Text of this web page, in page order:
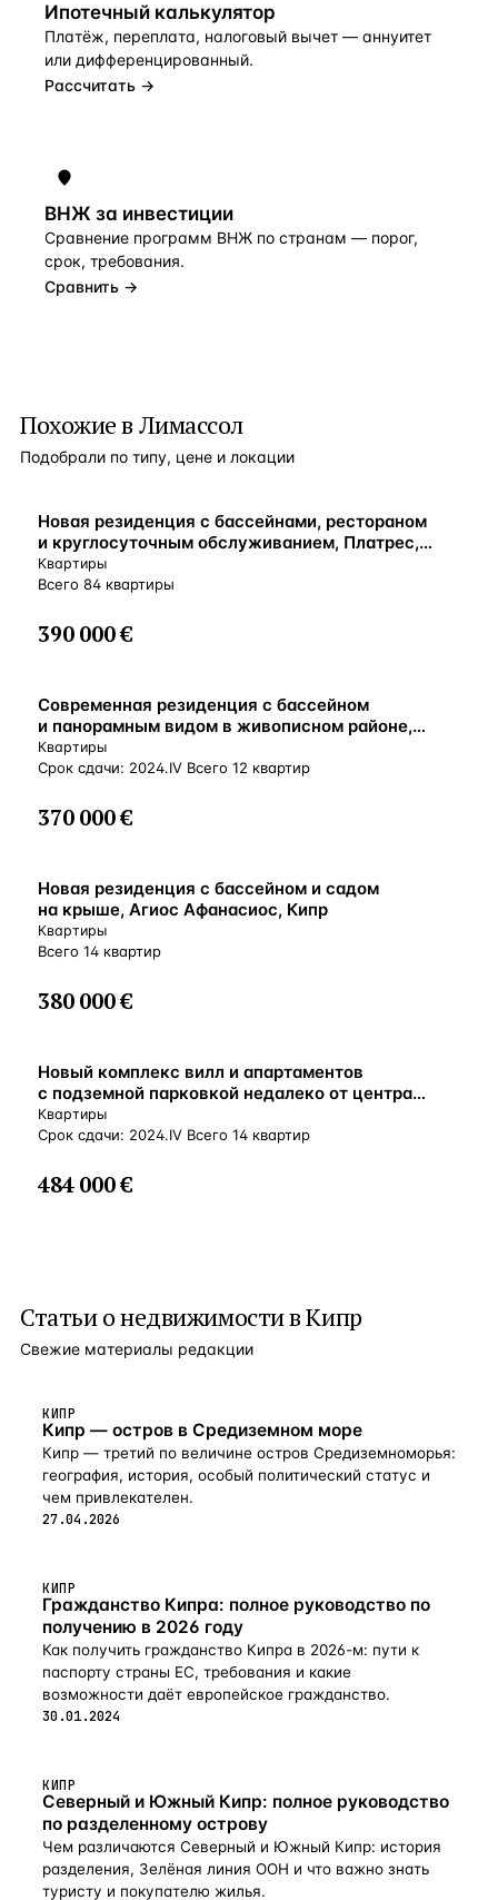
Ипотечный калькулятор
Платёж, переплата, налоговый вычет — аннуитет
или дифференцированный.
Рассчитать →
ВНЖ за инвестиции
Сравнение программ ВНЖ по странам — порог,
срок, требования.
Сравнить →
Похожие в Лимассол
Подобрали по типу, цене и локации
ВНЖ
Новая резиденция с бассейнами, рестораном
и круглосуточным обслуживанием, Платрес,
Кипр
Квартиры
Всего 84 квартиры
390 000 €
ВНЖ
Современная резиденция с бассейном
и панорамным видом в живописном районе,
Лимассол, Кипр
Квартиры
Срок сдачи: 2024.IV Всего 12 квартир
370 000 €
ВНЖ
Новая резиденция с бассейном и садом
на крыше, Агиос Афанасиос, Кипр
Квартиры
Всего 14 квартир
380 000 €
ВНЖ
Новый комплекс вилл и апартаментов
с подземной парковкой недалеко от центра
Лимассола, Агиос-Афанасиос, Кипр
Квартиры
Срок сдачи: 2024.IV Всего 14 квартир
484 000 €
Статьи онедвижимости в Кипр
Свежие материалы редакции
КИПР
Кипр — остров в Средиземном море
Кипр — третий по величине остров Средиземноморья:
география, история, особый политический статус и
чем привлекателен.
27.04.2026
КИПР
Гражданство Кипра: полное руководство по
получению в 2026 году
Как получить гражданство Кипра в 2026-м: пути к
паспорту страны ЕС, требования и какие
возможности даёт европейское гражданство.
30.01.2024
КИПР
Северный и Южный Кипр: полное руководство
по разделенному острову
Чем различаются Северный и Южный Кипр: история
разделения, Зелёная линия ООН и что важно знать
туристу и покупателю жилья.